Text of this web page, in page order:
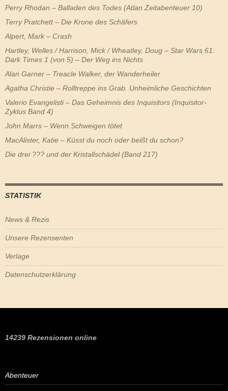
Perry Rhodan – Balladen des Todes (Atlan Zeitabenteuer 10)
Terry Pratchett – Die Krone des Schäfers
Alpert, Mark – Crash
Hartley, Welles / Harrison, Mick / Wheatley, Doug – Star Wars 61:
Dark Times 1 (von 5) – Der Weg ins Nichts
Alan Garner – Treacle Walker, der Wanderheiler
Agatha Christie – Rolltreppe ins Grab. Unheimliche Geschichten
Valerio Evangelisti – Das Geheimnis des Inquisitors (Inquisitor-
Zyklus Band 4)
John Marrs – Wenn Schweigen tötet
MacAlister, Katie – Küsst du noch oder beißt du schon?
Die drei ??? und der Kristallschädel (Band 217)
STATISTIK
News & Rezis
Unsere Rezensenten
Verlage
Datenschutzerklärung
14239 Rezensionen online
Abenteuer